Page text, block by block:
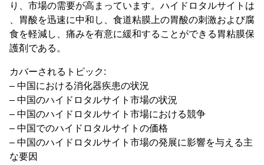
り、市場の需要が高まっています。ハイドロタルサイトは
、胃酸を迅速に中和し、食道粘膜上の胃酸の刺激および腐
食を軽減し、痛みを有意に緩和することができる胃粘膜保
護剤である。
カバーされるトピック:
– 中国における消化器疾患の状況
– 中国のハイドロタルサイト市場の状況
– 中国のハイドロタルサイト市場における競争
– 中国でのハイドロタルサイトの価格
– 中国のハイドロタルサイト市場の発展に影響を与える主
な要因